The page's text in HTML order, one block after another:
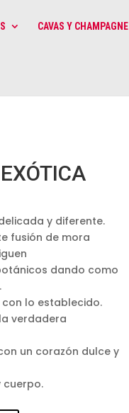
CAVAS Y CHAMPAGNE
y diferente.
fusión de mora
dando como
con lo establecido.
verdadera
un corazón dulce y
cuerpo.